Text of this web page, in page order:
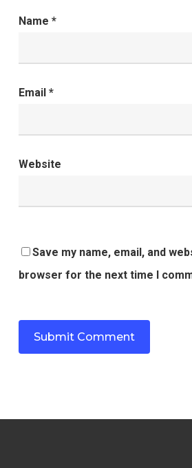
Name *
Email *
Website
Save my name, email, and
browser for the next time I